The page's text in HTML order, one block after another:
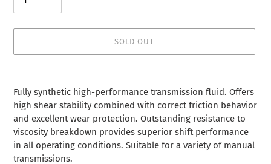
SOLD OUT
product
to
your
cart
Fully synthetic high-performance transmission fluid. Offers
high shear stability combined with correct friction behavior
and excellent wear protection. Outstanding resistance to
viscosity breakdown provides superior shift performance
in all operating conditions. Suitable for a variety of manual
transmissions.